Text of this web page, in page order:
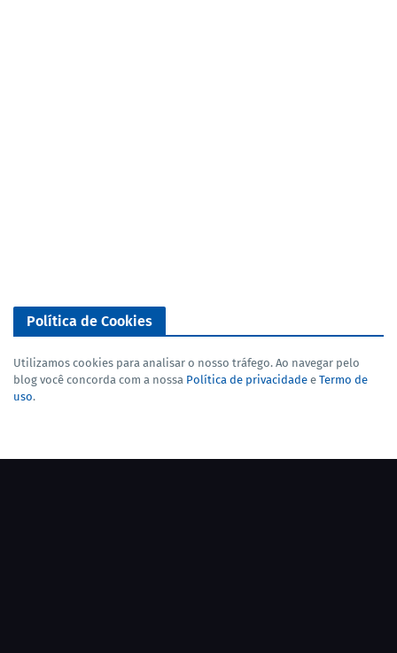
Política de Cookies
Utilizamos cookies para analisar o nosso tráfego. Ao navegar pelo
blog você concorda com a nossa Política de privacidade e Termo de
uso.